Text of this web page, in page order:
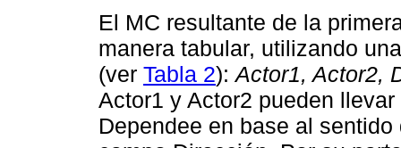
El MC resultante de la
manera tabular, utilizando
(ver Tabla 2):Actor1, Actor2,
Actor1 y Actor2 pueden
Dependee en base al